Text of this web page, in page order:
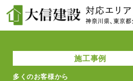
施工事例
多くのお客様から